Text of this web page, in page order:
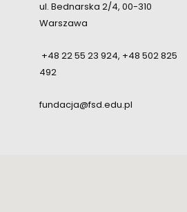
ul. Bednarska 2/4, 00-310
Warszawa
+48 22 55 23 924, +48 502 825
492
fundacja@fsd.edu.pl